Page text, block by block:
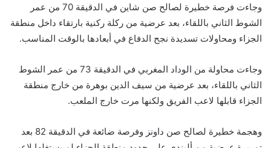
وجاءت فرصة خطيرة لصالح صن شاين في الدقيقة 70 من عمر
الشوط الثاني باللقاء، بعد عرضية من ركلة ركنية بارتقاء داخل منطقة
الجزاء ومحاولات تسديدة نجح الدفاع في أبعادها بالوقت المناسب.
وجاءت محاولة من الوداد المغربي في الدقيقة 73 من عمر الشوط
الثاني باللقاء، بعد عرضية من سيف الدين بوهرة من خارج منطقة
الجزاء قابلها لاعب الفريق ولكنها مرت خارج الملعب.
وهجمة خطيرة لصالح صن داونز وفرصة ضائعة في الدقيقة 82 بعد